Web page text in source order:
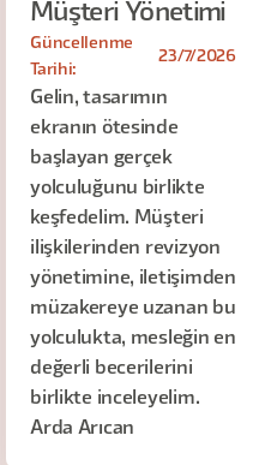
Müşteri Yönetimi
Güncellenme
Tarihi:
23/7/2026
Gelin, tasarımın
ekranın ötesinde
başlayan gerçek
yolculuğunu birlikte
keşfedelim. Müşteri
ilişkilerinden revizyon
yönetimine, iletişimden
müzakereye uzanan bu
yolculukta, mesleğin en
değerli becerilerini
birlikte inceleyelim.
Arda Arıcan